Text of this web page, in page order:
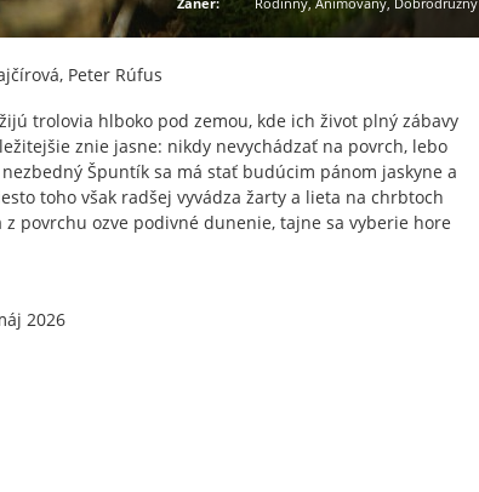
Peter Rúfus
trolovia hlboko pod zemou, kde ich život plný zábavy
znie jasne: nikdy nevychádzať na povrch, lebo
Špuntík sa má stať budúcim pánom jaskyne a
toho však radšej vyvádza žarty a lieta na chrbtoch
povrchu ozve podivné dunenie, tajne sa vyberie hore
2026